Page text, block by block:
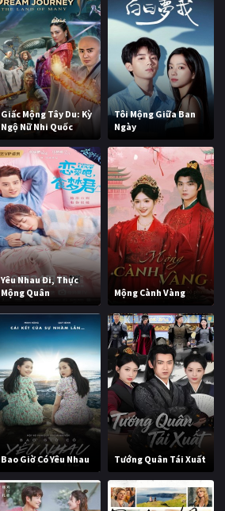
Giấc Mộng Tây Du: Kỳ
Ngộ Nữ Nhi Quốc
Tôi Mộng Giữa Ban
Ngày
Yêu Nhau Đi, Thực
Mộng Quân
Mộng Cành Vàng
Bao Giờ Có Yêu Nhau Tướng Quân Tái Xuất